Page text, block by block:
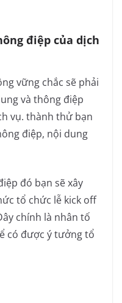
điệp của dịch
vững chắc sẽ phải
và thông điệp
vụ. thành thử bạn
điệp, nội dung
đó bạn sẽ xây
tổ chức lễ kick off
chính là nhân tố
có được ý tưởng tổ